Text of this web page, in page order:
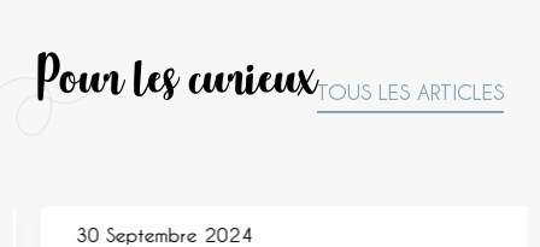
Pour les curieuxTOUS LES ARTICLES
30 Septembre 2024